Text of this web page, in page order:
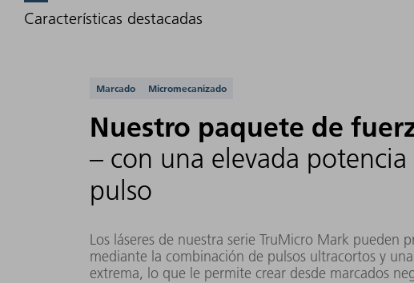
Características destacadas
Aplicaciones compatibles
Marcado Micromecanizado
Nuestro paquete de
– con una elevada
pulso
Los láseres de nuestra serie TruMicro Mark pueden
mediante la combinación de pulsos ultracortos y
extrema, lo que le permite crear desde marcados